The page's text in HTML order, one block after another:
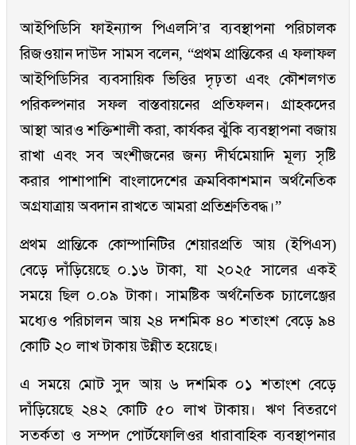
আইপিডিসি ফাইন্যান্স পিএলসি’র ব্যবস্থাপনা পরিচালক
রিজওয়ান দাউদ সামস বলেন, “প্রথম প্রান্তিকের এ ফলাফল
আইপিডিসির ব্যবসায়িক ভিত্তির দৃঢ়তা এবং কৌশলগত
পরিকল্পনার সফল বাস্তবায়নের প্রতিফলন। গ্রাহকদের
আস্থা আরও শক্তিশালী করা, কার্যকর ঝুঁকি ব্যবস্থাপনা বজায়
রাখা এবং সব অংশীজনের জন্য দীর্ঘমেয়াদি মূল্য সৃষ্টি
করার পাশাপাশি বাংলাদেশের ক্রমবিকাশমান অর্থনৈতিক
অগ্রযাত্রায় অবদান রাখতে আমরা প্রতিশ্রুতিবদ্ধ।”
প্রথম প্রান্তিকে কোম্পানিটির শেয়ারপ্রতি আয় (ইপিএস)
বেড়ে দাঁড়িয়েছে ০.১৬ টাকা, যা ২০২৫ সালের একই
সময়ে ছিল ০.০৯ টাকা। সামষ্টিক অর্থনৈতিক চ্যালেঞ্জের
মধ্যেও পরিচালন আয় ২৪ দশমিক ৪০ শতাংশ বেড়ে ৯৪
কোটি ২০ লাখ টাকায় উন্নীত হয়েছে।
এ সময়ে মোট সুদ আয় ৬ দশমিক ০১ শতাংশ বেড়ে
দাঁড়িয়েছে ২৪২ কোটি ৫০ লাখ টাকায়। ঋণ বিতরণে
সতর্কতা ও সম্পদ পোর্টফোলিওর ধারাবাহিক ব্যবস্থাপনার